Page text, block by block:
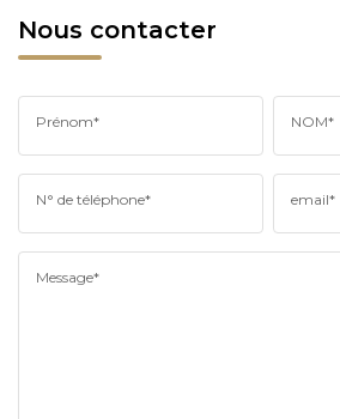
Nous contacter
Prénom* NOM*
N° de téléphone* email*
Message*